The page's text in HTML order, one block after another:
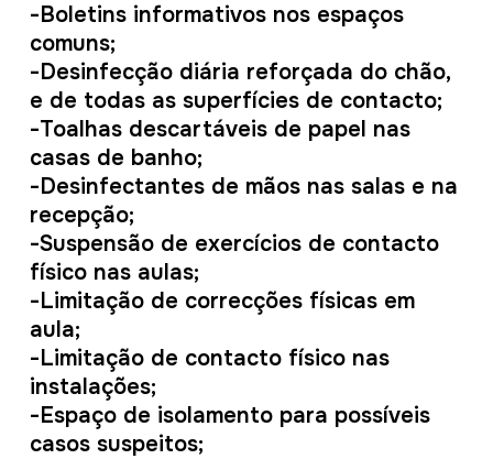
-Boletins informativos nos espaços
comuns;
-Desinfecção diária reforçada do chão,
e de todas as superfícies de contacto;
-Toalhas descartáveis de papel nas
casas de banho;
-Desinfectantes de mãos nas salas e na
recepção;
-Suspensão de exercícios de contacto
físico nas aulas;
-Limitação de correcções físicas em
aula;
-Limitação de contacto físico nas
instalações;
-Espaço de isolamento para possíveis
casos suspeitos;